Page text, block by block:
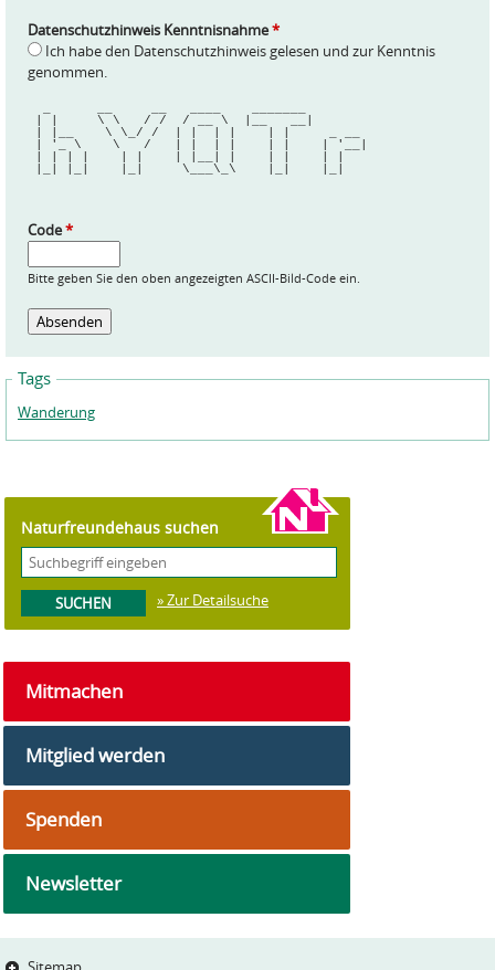
Datenschutzhinweis Kenntnisnahme*
Ich habe den Datenschutzhinweis gelesen und zur Kenntnis
genommen.
| |     \ \   / /  / __ \  |__   __|
| |__    \ \_/ /  | |  | |    | |     _ __
| '_ \    \   /   | |  | |    | |    | '__|
|_| |_|    |_|     \___\_\    |_|    |_|
Code*
Bitte geben Sie den oben angezeigten ASCII-Bild-Code ein.
Tags
Wanderung
Naturfreundehaus suchen
» Zur Detailsuche
Mitmachen
Mitglied werden
Spenden
Newsletter